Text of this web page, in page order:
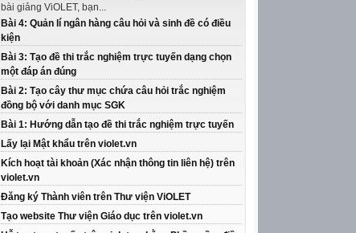
bài giảng ViOLET, bạn...
Bài 4: Quản lí ngân hàng câu hỏi và sinh đề có điều
kiện
Bài 3: Tạo đề thi trắc nghiệm trực tuyến dạng chọn
một đáp án đúng
Bài 2: Tạo cây thư mục chứa câu hỏi trắc nghiệm
đồng bộ với danh mục SGK
Bài 1: Hướng dẫn tạo đề thi trắc nghiệm trực tuyến
Lấy lại Mật khẩu trên violet.vn
Kích hoạt tài khoản (Xác nhận thông tin liên hệ) trên
violet.vn
Đăng ký Thành viên trên Thư viện ViOLET
Tạo website Thư viện Giáo dục trên violet.vn